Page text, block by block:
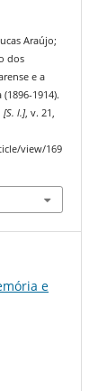
Araújo;
dos
e a
1914).
[S. l.], v. 21,
view/169
e